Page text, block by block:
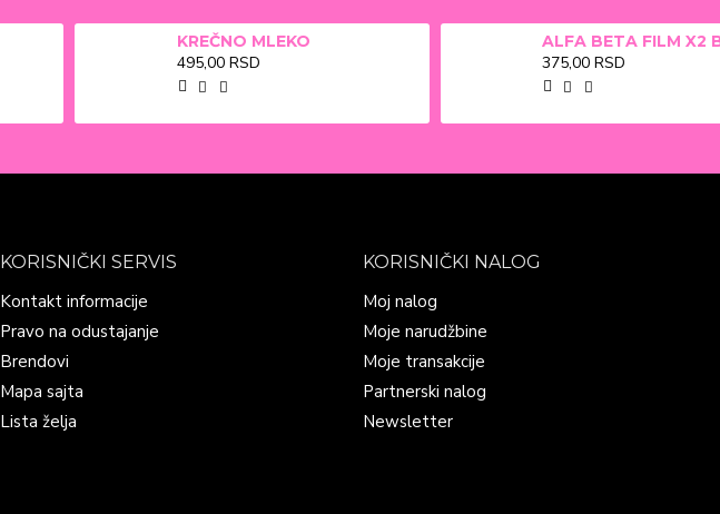
KREČNO MLEKO
495,00 RSD 375,00 RSD
KORISNIČKI SERVIS
Kontakt informacije
Pravo na odustajanje
Brendovi
Mapa sajta
Lista želja
KORISNIČKI NALOG
Moj nalog
Moje narudžbine
Moje transakcije
Partnerski nalog
Newsletter